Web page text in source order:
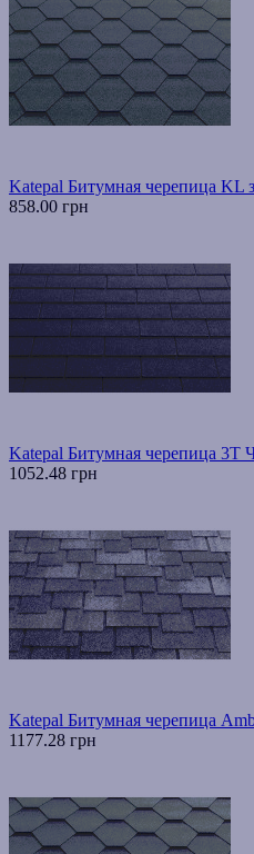
Katepal Битумная черепица KL
858.00 грн
Katepal Битумная черепица 3T
1052.48 грн
Katepal Битумная черепица
1177.28 грн